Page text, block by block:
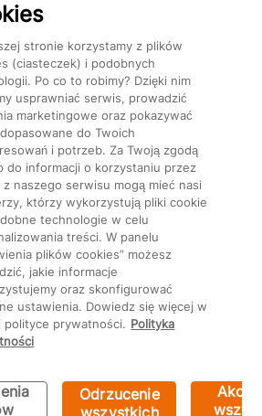
Bricoman 2026 ©
Produkty Marki CMS
plików cookie
stronie korzystamy z plików
(ciasteczek) i podobnych
Po co to robimy? Dzięki nim
usprawniać serwis, prowadzić
marketingowe oraz pokazywać
do Twoich
i potrzeb. Za Twoją zgodą
do informacji o korzystaniu przez
z naszego serwisu mogą mieć nasi
którzy wykorzystują pliki cookie
technologie w celu
treści. W panelu
plików cookies” możesz
jakie informacje
oraz skonfigurować
ustawienia. Dowiedz się więcej w
polityce prywatności. Polityka
Odrzucenie
wszystkich